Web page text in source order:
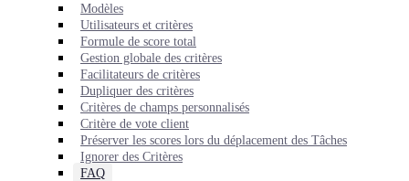
Modèles
Utilisateurs et critères
Formule de score total
Gestion globale des critères
Facilitateurs de critères
Dupliquer des critères
Critères de champs personnalisés
Critère de vote client
Préserver les scores lors du déplacement des Tâches
Ignorer des Critères
FAQ